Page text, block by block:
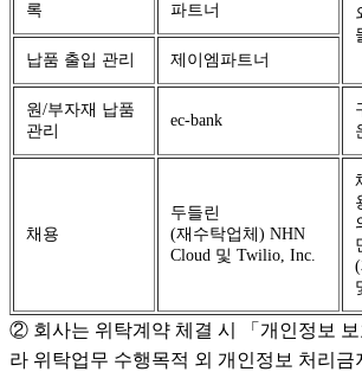
록
파트너
납품 출입 관리
제이엠파트너
원/부자재 납품
관리
ec-bank
채용
두들린
(재수탁업체) NHN
Cloud 및 Twilio, Inc.
② 회사는 위탁계약 체결 시 「개인정보
라 위탁업무 수행목적 외 개인정보 처리금